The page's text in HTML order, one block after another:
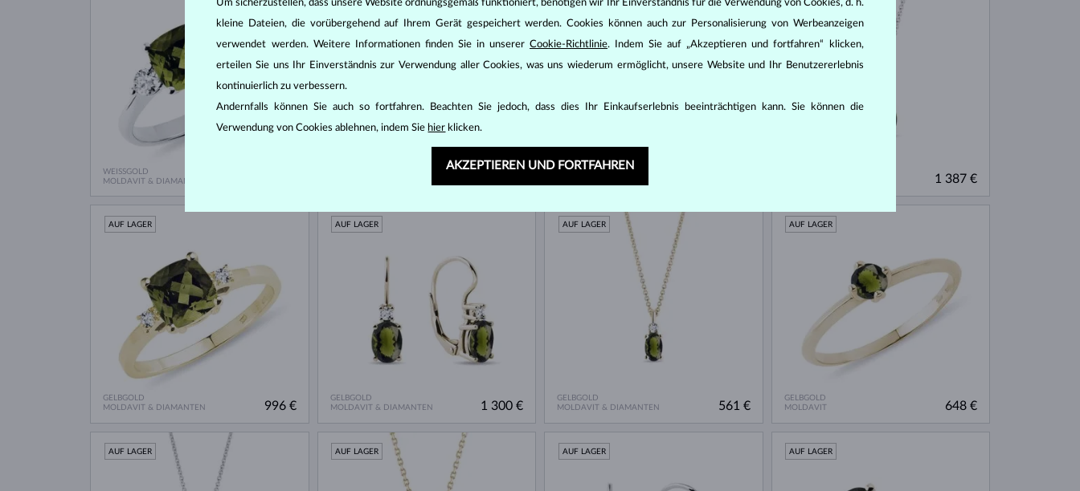
WEISSGOLD
MOLDAVIT & DIAMANTEN
GELBGOLD
1 387 €
GELBGOLD
MOLDAVIT & DIAMANTEN
AUF LAGER
996 €
GELBGOLD
MOLDAVIT & DIAMANTEN
AUF LAGER
1 300 €
GELBGOLD
MOLDAVIT & DIAMANTEN
AUF LAGER
561 €
GELBGOLD
MOLDAVIT
AUF LAGER
648 €
AUF LAGER AUF LAGER AUF LAGER AUF LAGER
Um sicherzustellen, dass unsere Website ordnungsgemäß funktioniert, benötigen wir Ihr Einverständnis für die Verwendung von Cookies, d. h.
kleine Dateien, die vorübergehend auf Ihrem Gerät gespeichert werden. Cookies können auch zur Personalisierung von Werbeanzeigen
verwendet werden. Weitere Informationen finden Sie in unsererCookie-Richtlinie. Indem Sie auf „Akzeptieren und fortfahren“ klicken,
erteilen Sie uns Ihr Einverständnis zur Verwendung aller Cookies, was uns wiederum ermöglicht, unsere Website und Ihr Benutzererlebnis
kontinuierlich zu verbessern.
Andernfalls können Sie auch so fortfahren. Beachten Sie jedoch, dass dies Ihr Einkaufserlebnis beeinträchtigen kann. Sie können die
Verwendung von Cookies ablehnen, indem Sie hier klicken.
AKZEPTIEREN UND FORTFAHREN